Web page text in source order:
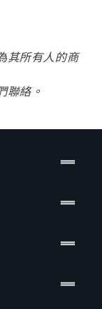
其所有人的商
聯絡。